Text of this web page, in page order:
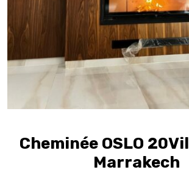
Cheminée OSLO
Marrakech